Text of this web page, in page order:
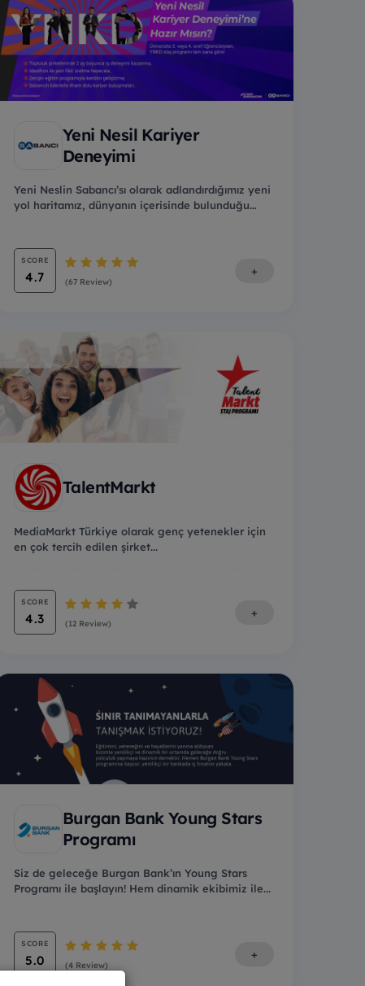
Yeni Nesil Kariyer
Deneyimi
Yeni Neslin Sabancı’sı olarak adlandırdığımız yeni
yol haritamız, dünyanın içerisinde bulunduğu
SCORE
4.7 (67 Review)
+
TalentMarkt
MediaMarkt Türkiye olarak genç yetenekler için
en çok tercih edilen şirket...
SCORE
4.3 (12 Review)
+
Burgan Bank Young Stars
Programı
Siz de geleceğe Burgan Bank’ın Young Stars
Programı ile başlayın! Hem dinamik ekibimiz ile...
SCORE
5.0 (4 Review)
+